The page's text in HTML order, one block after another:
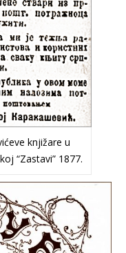
knjižare u
“Zastavi” 1877.